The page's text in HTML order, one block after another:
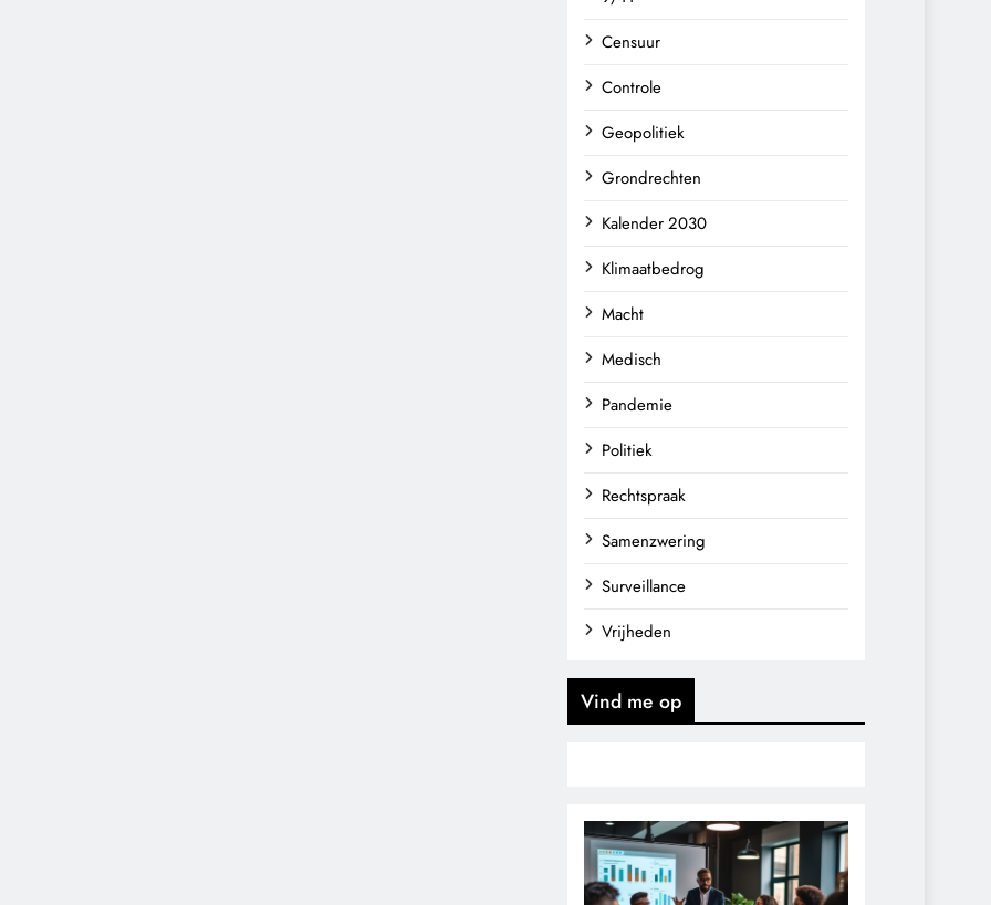
Censuur
Controle
Geopolitiek
Grondrechten
Kalender 2030
Klimaatbedrog
Macht
Medisch
Pandemie
Politiek
Rechtspraak
Samenzwering
Surveillance
Vrijheden
Vind me op